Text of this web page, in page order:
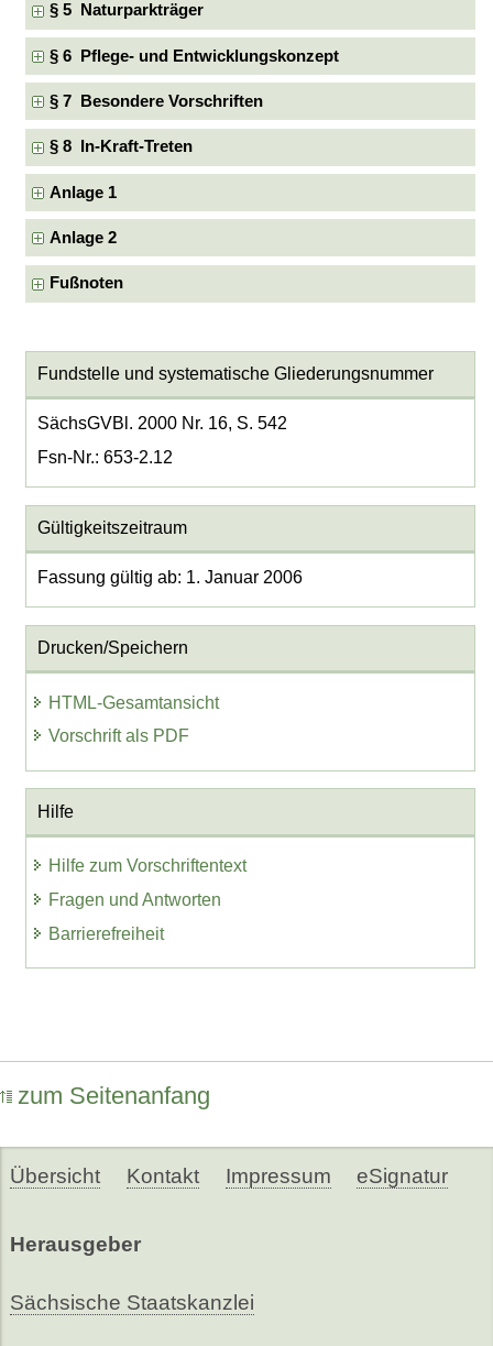
§ 5 Naturparkträger
§ 6 Pflege- und Entwicklungskonzept
§ 7 Besondere Vorschriften
§ 8 In-Kraft-Treten
Anlage 1
Anlage 2
Fußnoten
Fundstelle und systematische Gliederungsnummer
SächsGVBl. 2000 Nr. 16, S. 542
Fsn-Nr.: 653-2.12
Gültigkeitszeitraum
Fassung gültig ab: 1. Januar 2006
Drucken/Speichern
HTML-Gesamtansicht
Vorschrift als PDF
Hilfe
Hilfe zum Vorschriftentext
Fragen und Antworten
Barrierefreiheit
zum Seitenanfang
Übersicht Kontakt Impressum eSignatur
Herausgeber
Sächsische Staatskanzlei